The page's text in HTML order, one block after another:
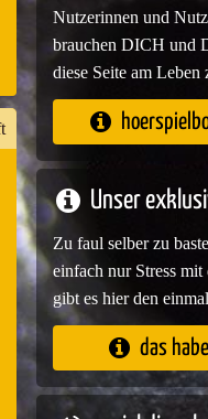
Nutzerinnen und
brauchen DICH und
diese Seite am Leben
Unser
Zu faul selber zu
einfach nur Stress
gibt es hier den
das